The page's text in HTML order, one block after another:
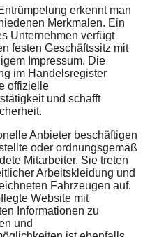
erkennt man
Merkmalen. Ein
Unternehmen verfügt
festen Geschäftssitz mit
Impressum. Die
im Handelsregister
offizielle
und schafft
Anbieter beschäftigen
oder ordnungsgemäß
Mitarbeiter. Sie treten
Arbeitskleidung und
Fahrzeugen auf.
Website mit
Informationen zu
und